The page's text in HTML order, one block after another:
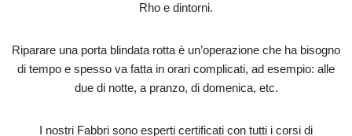
Rho e dintorni.
Riparare una porta blindata rotta è un’operazione che ha bisogno
di tempo e spesso va fatta in orari complicati, ad esempio: alle
due di notte, a pranzo, di domenica, etc.
I nostri Fabbri sono esperti certificati con tutti i corsi di